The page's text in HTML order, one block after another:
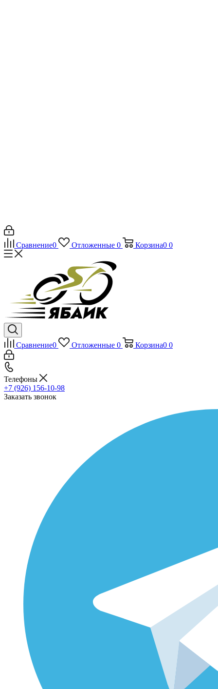
Сравнение0 Отложенные 0 Корзина0 0
Сравнение0 Отложенные 0 Корзина0 0
Телефоны
+7 (926) 156-10-98
Заказать звонок